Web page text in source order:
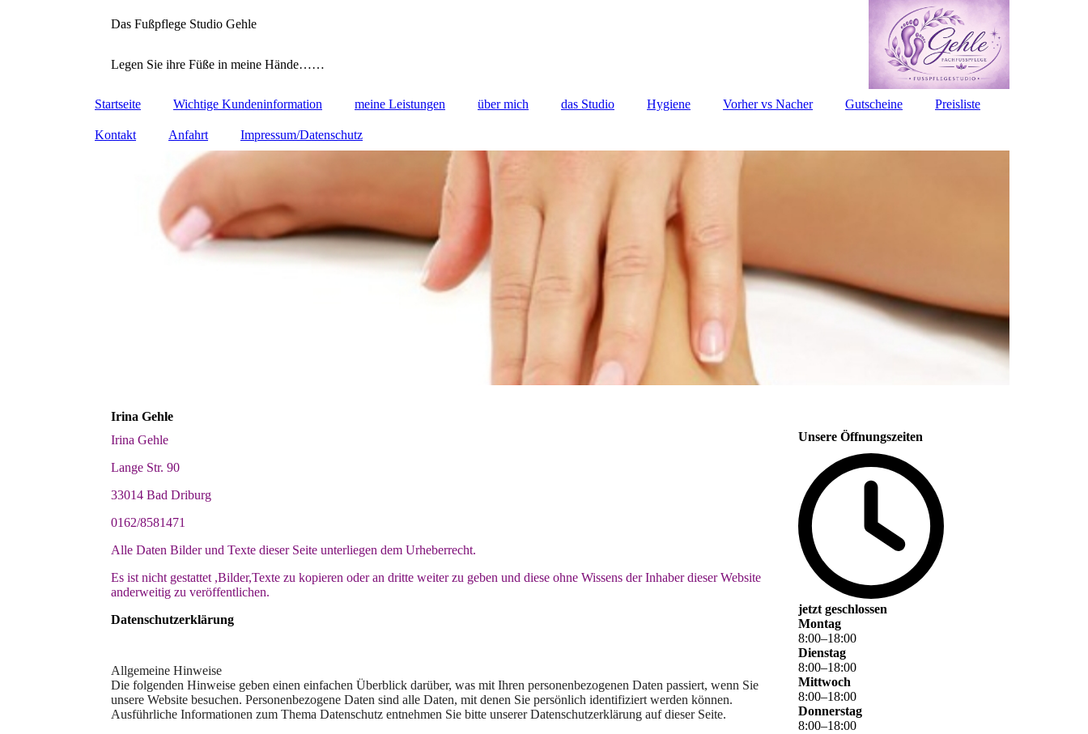
Das Fußpflege Studio Gehle
Legen Sie ihre Füße in meine Hände……
Startseite Wichtige Kundeninformation meine Leistungen über mich das Studio Hygiene Vorher vs Nacher Gutscheine Preisliste
Kontakt Anfahrt Impressum/Datenschutz
Irina Gehle
Irina Gehle
Lange Str. 90
33014 Bad Driburg
0162/8581471
Alle Daten Bilder und Texte dieser Seite unterliegen dem Urheberrecht.
Es ist nicht gestattet ,Bilder,Texte zu kopieren oder an dritte weiter zu geben und diese ohne Wissens der Inhaber dieser Website
anderweitig zu veröffentlichen.
Datenschutzerklärung
Allgemeine Hinweise
Die folgenden Hinweise geben einen einfachen Überblick darüber, was mit Ihren personenbezogenen Daten passiert, wenn Sie
unsere Website besuchen. Personenbezogene Daten sind alle Daten, mit denen Sie persönlich identifiziert werden können.
Ausführliche Informationen zum Thema Datenschutz entnehmen Sie bitte unserer Datenschutzerklärung auf dieser Seite.
Unsere Öffnungszeiten
jetzt geschlossen
Montag
8:00–18:00
Dienstag
8:00–18:00
Mittwoch
8:00–18:00
Donnerstag
8:00–18:00